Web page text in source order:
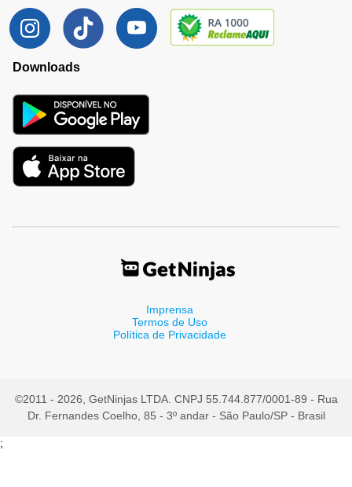
Downloads
Imprensa
Termos de Uso
Política de Privacidade
©2011 - 2026, GetNinjas LTDA. CNPJ 55.744.877/0001-89 - Rua
Dr. Fernandes Coelho, 85 - 3º andar - São Paulo/SP - Brasil
;